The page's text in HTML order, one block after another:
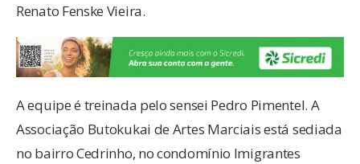
Renato Fenske Vieira.
A equipe é treinada pelo sensei Pedro Pimentel. A
Associação Butokukai de Artes Marciais está sediada
no bairro Cedrinho, no condomínio Imigrantes